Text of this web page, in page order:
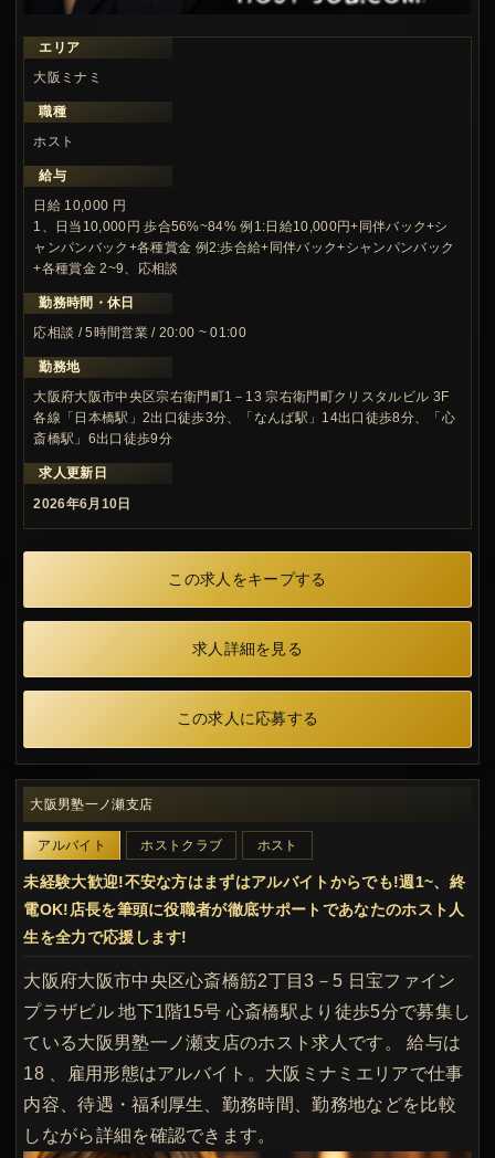
エリア
大阪ミナミ
職種
ホスト
給与
日給 10,000 円
1、日当10,000円 歩合56%~84% 例1:日給10,000円+同伴バック+シ
ャンパンバック+各種賞金 例2:歩合給+同伴バック+シャンパンバック
+各種賞金 2~9、応相談
勤務時間・休日
応相談 / 5時間営業 / 20:00 ~ 01:00
勤務地
大阪府大阪市中央区宗右衛門町1－13 宗右衛門町クリスタルビル 3F
各線「日本橋駅」2出口徒歩3分、「なんば駅」14出口徒歩8分、「心
斎橋駅」6出口徒歩9分
求人更新日
2026年6月10日
この求人をキープする
求人詳細を見る
この求人に応募する
大阪男塾一ノ瀬支店
アルバイト ホストクラブ ホスト
未経験大歓迎!不安な方はまずはアルバイトからでも!週1~、終
電OK!店長を筆頭に役職者が徹底サポートであなたのホスト人
生を全力で応援します!
大阪府大阪市中央区心斎橋筋2丁目3－5 日宝ファイン
プラザビル 地下1階15号 心斎橋駅より徒歩5分で募集し
ている大阪男塾一ノ瀬支店のホスト求人です。 給与は
18 、雇用形態はアルバイト。大阪ミナミエリアで仕事
内容、待遇・福利厚生、勤務時間、勤務地などを比較
しながら詳細を確認できます。